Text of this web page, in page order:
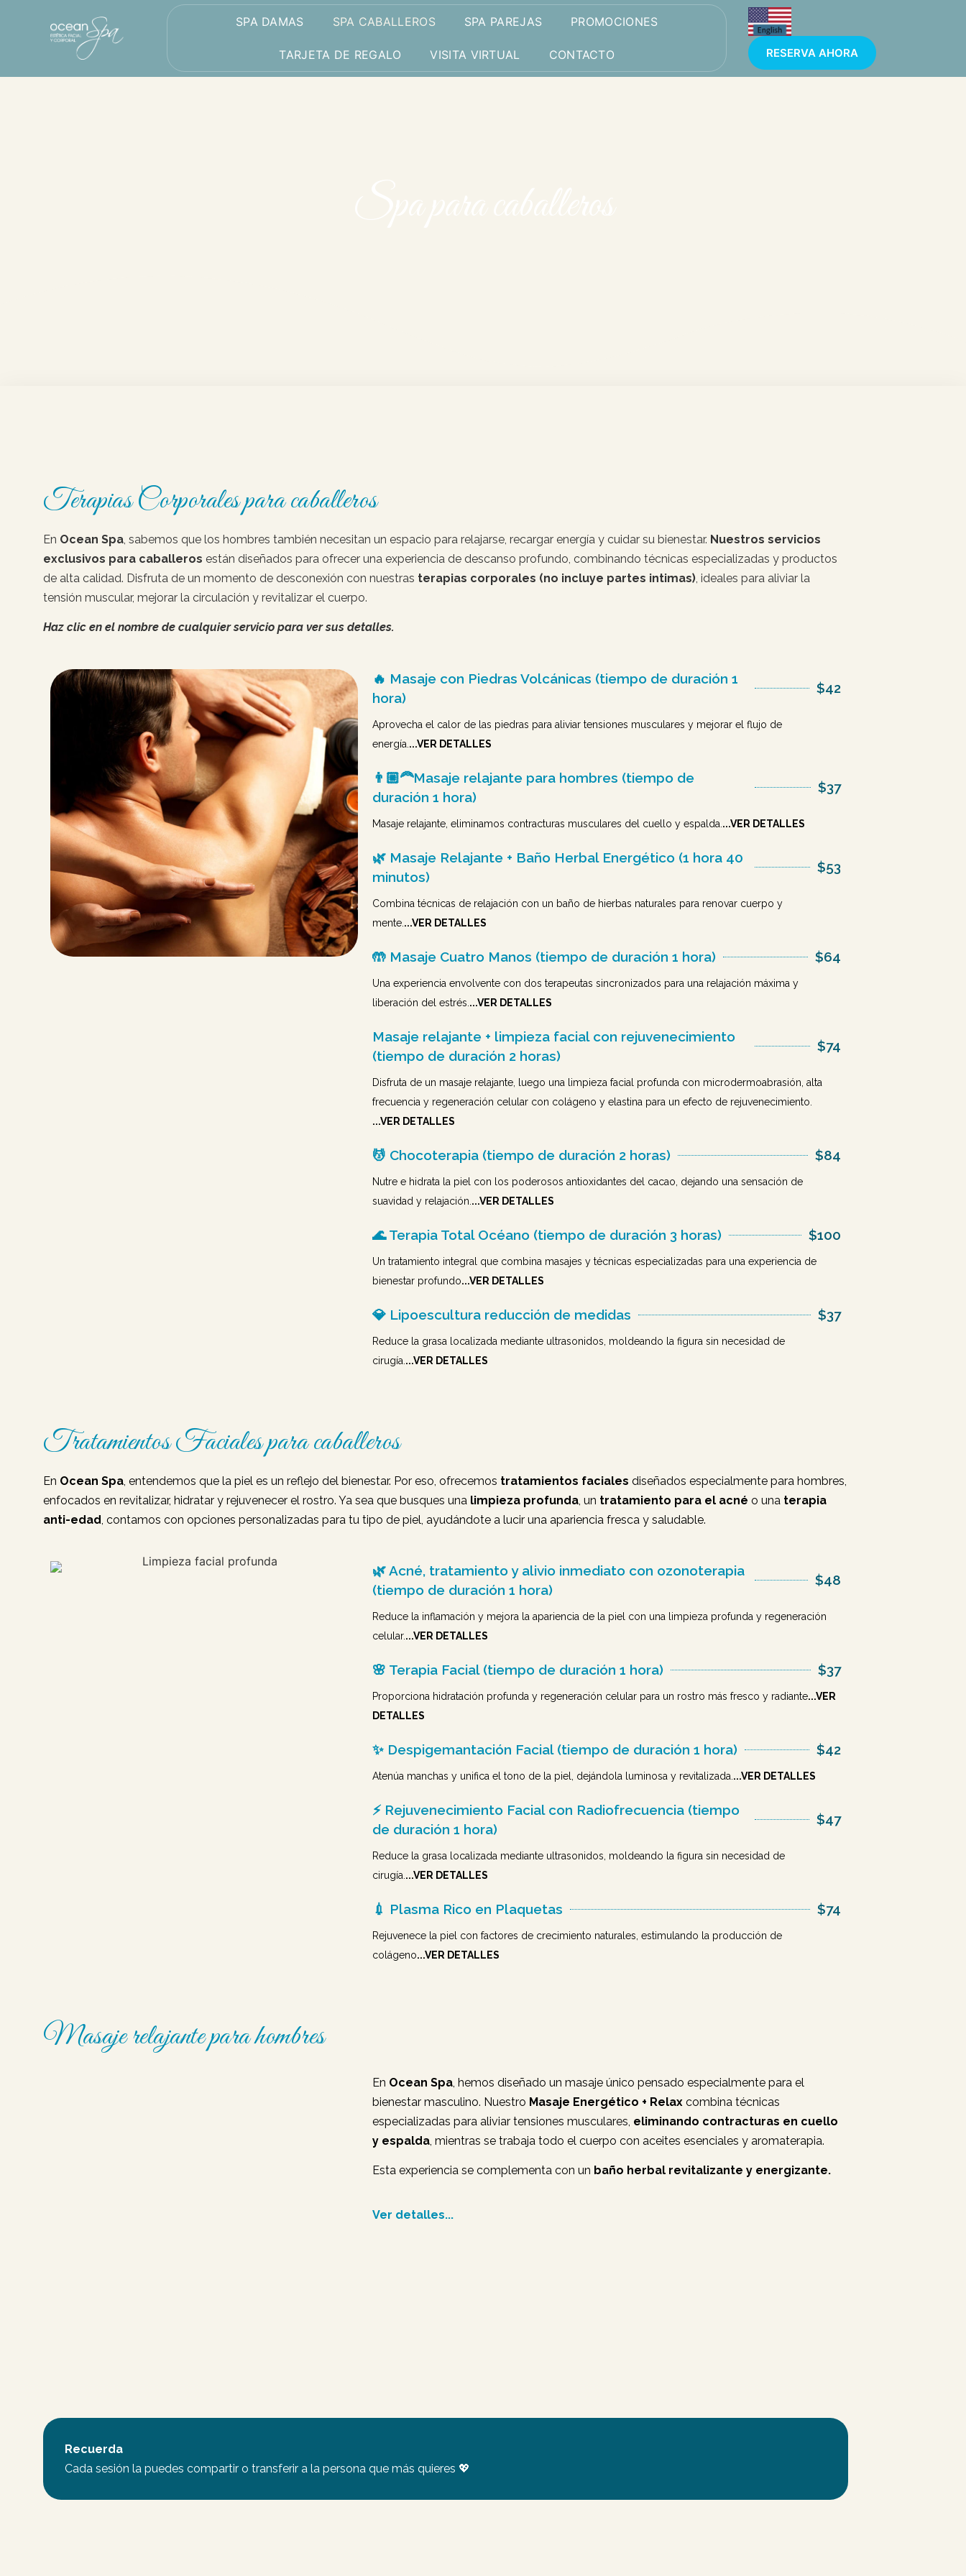
SPA DAMAS SPA CABALLEROS SPA PAREJAS PROMOCIONES
TARJETA DE REGALO VISITA VIRTUAL CONTACTO RESERVA AHORA
Terapias Corporales para caballeros
En Ocean Spa , sabemos que los hombres también necesitan un espacio para relajarse, recargar energía y cuidar su bienestar. Nuestros servicios
exclusivos para caballeros están diseñados para ofrecer una experiencia de descanso profundo, combinando técnicas especializadas y productos
de alta calidad. Disfruta de un momento de desconexión con nuestras terapias corporales (no incluye partes intimas) , ideales para aliviar la
tensión muscular, mejorar la circulación y revitalizar el cuerpo.
Haz clic en el nombre de cualquier servicio para ver sus detalles.
🔥 Masaje con Piedras Volcánicas (tiempo de duración 1
hora)
$42
Aprovecha el calor de las piedras para aliviar tensiones musculares y mejorar el flujo de
energía. ...VER DETALLES
👨🏼‍🦰Masaje relajante para hombres (tiempo de
duración 1 hora)
$37
Masaje relajante, eliminamos contracturas musculares del cuello y espalda. ...VER DETALLES
🌿 Masaje Relajante + Baño Herbal Energético (1 hora 40
minutos)
$53
Combina técnicas de relajación con un baño de hierbas naturales para renovar cuerpo y
mente. ...VER DETALLES
🤲 Masaje Cuatro Manos (tiempo de duración 1 hora) $64
Una experiencia envolvente con dos terapeutas sincronizados para una relajación máxima y
liberación del estrés. ...VER DETALLES
Masaje relajante + limpieza facial con rejuvenecimiento
(tiempo de duración 2 horas)
$74
Disfruta de un masaje relajante, luego una limpieza facial profunda con microdermoabrasión, alta
frecuencia y regeneración celular con colágeno y elastina para un efecto de rejuvenecimiento.
...VER DETALLES
💆 Chocoterapia (tiempo de duración 2 horas) $84
Nutre e hidrata la piel con los poderosos antioxidantes del cacao, dejando una sensación de
suavidad y relajación. ...VER DETALLES
🌊 Terapia Total Océano (tiempo de duración 3 horas) $100
Un tratamiento integral que combina masajes y técnicas especializadas para una experiencia de
bienestar profundo...VER DETALLES
💎 Lipoescultura reducción de medidas $37
Reduce la grasa localizada mediante ultrasonidos, moldeando la figura sin necesidad de
cirugía. ...VER DETALLES
Tratamientos Faciales para caballeros
En Ocean Spa , entendemos que la piel es un reflejo del bienestar. Por eso, ofrecemos tratamientos faciales diseñados especialmente para hombres,
enfocados en revitalizar, hidratar y rejuvenecer el rostro. Ya sea que busques una limpieza profunda , un tratamiento para el acné o una terapia
anti-edad , contamos con opciones personalizadas para tu tipo de piel, ayudándote a lucir una apariencia fresca y saludable.
🌿 Acné, tratamiento y alivio inmediato con ozonoterapia
(tiempo de duración 1 hora)
$48
Reduce la inflamación y mejora la apariencia de la piel con una limpieza profunda y regeneración
celular....VER DETALLES
🌸 Terapia Facial (tiempo de duración 1 hora) $37
Proporciona hidratación profunda y regeneración celular para un rostro más fresco y radiante...VER
DETALLES
✨ Despigemantación Facial (tiempo de duración 1 hora) $42
Atenúa manchas y unifica el tono de la piel, dejándola luminosa y revitalizada. ...VER DETALLES
⚡ Rejuvenecimiento Facial con Radiofrecuencia (tiempo
de duración 1 hora)
$47
Reduce la grasa localizada mediante ultrasonidos, moldeando la figura sin necesidad de
cirugía. ...VER DETALLES
💉 Plasma Rico en Plaquetas $74
Rejuvenece la piel con factores de crecimiento naturales, estimulando la producción de
colágeno...VER DETALLES
Masaje relajante para hombres
En Ocean Spa, hemos diseñado un masaje único pensado especialmente para el
bienestar masculino. Nuestro Masaje Energético + Relax combina técnicas
especializadas para aliviar tensiones musculares, eliminando contracturas en cuello
y espalda, mientras se trabaja todo el cuerpo con aceites esenciales y aromaterapia.
Esta experiencia se complementa con un baño herbal revitalizante y energizante.
Ver detalles...
Recuerda
Cada sesión la puedes compartir o transferir a la persona que más quieres 💖